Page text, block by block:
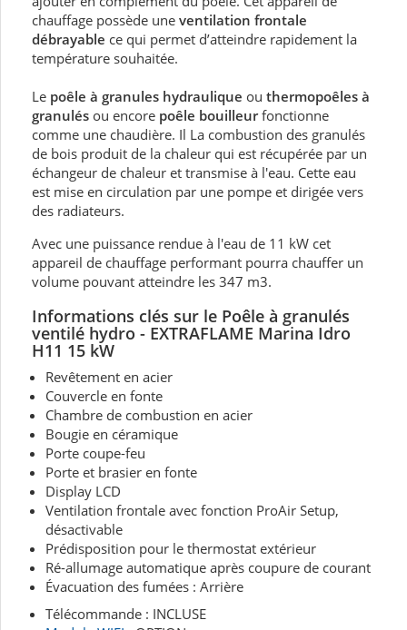
chauffage possède une ventilation frontale
débrayable ce qui permet d’atteindre rapidement la
température souhaitée.
Le poêle à granules hydraulique ou thermopoêles à
granulés ou encore poêle bouilleurfonctionne
comme une chaudière. Il La combustion des granulés
de bois produit de la chaleur qui est récupérée par un
échangeur de chaleur et transmise à l'eau. Cette eau
est mise en circulation par une pompe et dirigée vers
des radiateurs.
Avec une puissance rendue à l'eau de 11 kW cet
appareil de chauffage performant pourra chauffer un
volume pouvant atteindre les 347 m3.
Informations clés sur le Poêle à granulés
ventilé hydro - EXTRAFLAME Marina Idro
H11 15 kW
Revêtement en acier
Couvercle en fonte
Chambre de combustion en acier
Bougie en céramique
Porte coupe-feu
Porte et brasier en fonte
Display LCD
Ventilation frontale avec fonction ProAir Setup,
désactivable
Prédisposition pour le thermostat extérieur
Ré-allumage automatique après coupure de courant
Évacuation des fumées : Arrière
Télécommande : INCLUSE